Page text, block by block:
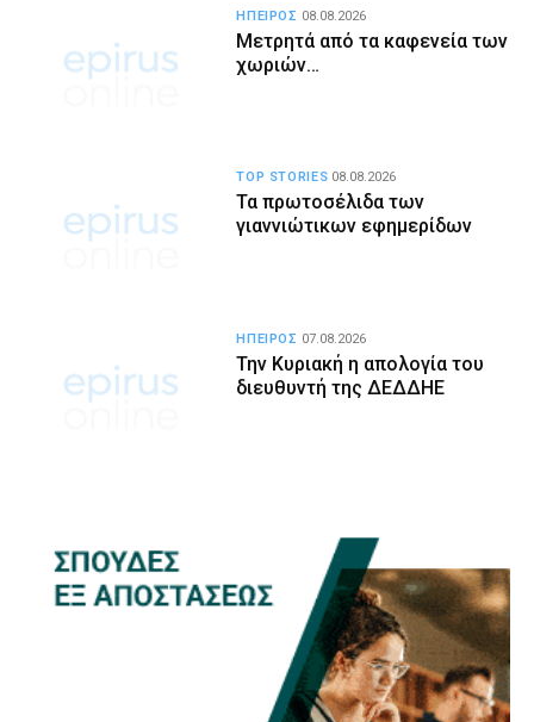
Μετρητά από τα καφενεία των
χωριών…
ΗΠΕΙΡΟΣ 08.08.2026
Τα πρωτοσέλιδα των
γιαννιώτικων εφημερίδων
TOP STORIES 08.08.2026
Την Κυριακή η απολογία του
διευθυντή της ΔΕΔΔΗΕ
ΗΠΕΙΡΟΣ 07.08.2026